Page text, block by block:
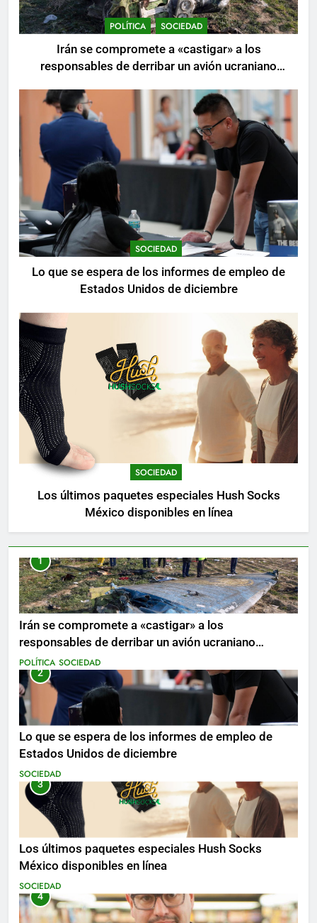
POLÍTICA SOCIEDAD
Irán se compromete a «castigar» a los
responsables de derribar un avión ucraniano
SOCIEDAD
Lo que se espera de los informes de empleo de
Estados Unidos de diciembre
SOCIEDAD
Los últimos paquetes especiales Hush Socks
México disponibles en línea
1
Irán se compromete a «castigar» a los
responsables de derribar un avión ucraniano
mientras se realizan arrestos
POLÍTICA SOCIEDAD
2
Lo que se espera de los informes de empleo de
Estados Unidos de diciembre
SOCIEDAD
3
Los últimos paquetes especiales Hush Socks
México disponibles en línea
SOCIEDAD
4